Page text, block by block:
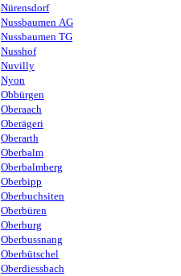
Nürensdorf
Nussbaumen AG
Nussbaumen TG
Nusshof
Nuvilly
Nyon
Obbürgen
Oberaach
Oberägeri
Oberarth
Oberbalm
Oberbalmberg
Oberbipp
Oberbuchsiten
Oberbüren
Oberburg
Oberbussnang
Oberbütschel
Oberdiessbach